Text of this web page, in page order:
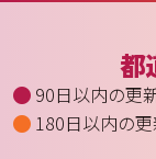
都
90日以内の更
180日以内の